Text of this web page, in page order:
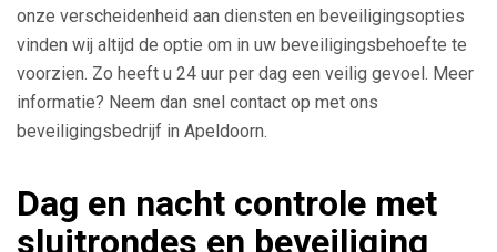
onze verscheidenheid aan diensten en beveiligingsopties
vinden wij altijd de optie om in uw beveiligingsbehoefte te
voorzien. Zo heeft u 24 uur per dag een veilig gevoel. Meer
informatie? Neem dan snel contact op met ons
beveiligingsbedrijf in Apeldoorn.
Dag en nacht controle met
sluitrondes en beveiliging